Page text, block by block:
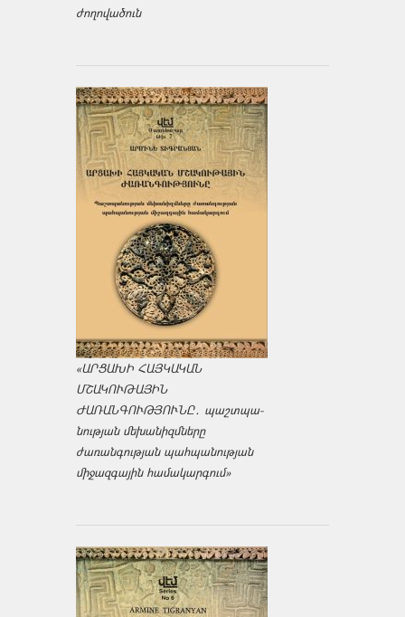
ժողովածուն
«ԱՐՑԱԽԻ ՀԱՅԿԱԿԱՆ
ՄՇԱԿՈՒԹԱՅԻՆ
ԺԱՌԱՆԳՈՒԹՅՈՒՆԸ․ պաշտպա­
նության մեխանիզմները
ժառանգության պահպանության
միջազ­գային համակարգում»